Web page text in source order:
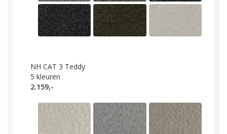
NH CAT 3 Teddy
5 kleuren
2.159,-